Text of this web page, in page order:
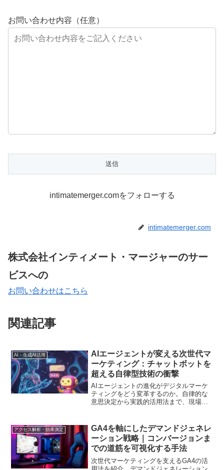
お問い合わせ内容（任意）
intimatemerger.comをフォローする
intimatemerger.com
株式会社インティメート・マージャーのサー
ビスへの
お問い合わせはこちら
関連記事
AI・生成AI活用
AIエージェントが変える次世代マ
ーケティング：チャットボットを
超える自律型技術の衝撃
AIエージェントの進化がデジタルマーケ
ティングをどう変革するのか。自律的な
意思決定から実践的活用法まで、現場で
アクセス解析・効果測定
GA4を軸にしたデマンドジェネレ
ーション戦略｜コンバージョンま
での道筋を可視化する手法
次世代マーケティングを支えるGA4の活